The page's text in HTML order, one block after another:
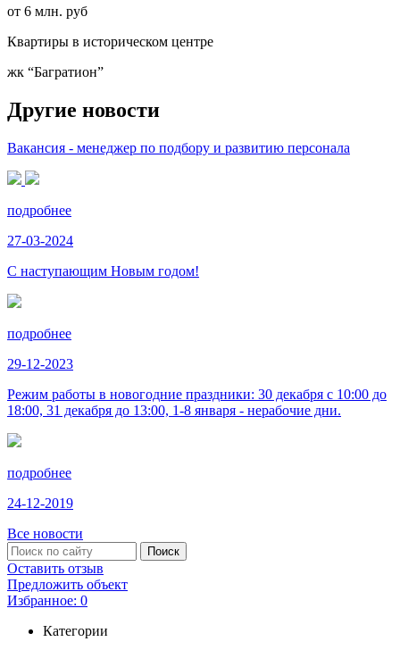
от 6 млн. руб
Квартиры в историческом центре
жк “Багратион”
Другие новости
Вакансия - менеджер по подбору и развитию персонала
подробнее
27-03-2024
С наступающим Новым годом!
подробнее
29-12-2023
Режим работы в новогодние праздники: 30 декабря с 10:00 до
18:00, 31 декабря до 13:00, 1-8 января - нерабочие дни.
подробнее
24-12-2019
Все новости
Оставить отзыв
Предложить объект
Избранное: 0
Категории